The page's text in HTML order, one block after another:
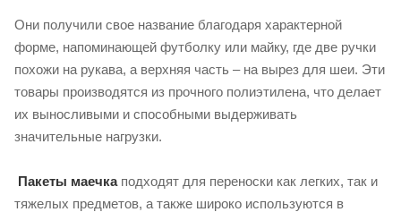
Они получили свое название благодаря характерной
форме, напоминающей футболку или майку, где две ручки
похожи на рукава, а верхняя часть – на вырез для шеи. Эти
товары производятся из прочного полиэтилена, что делает
их выносливыми и способными выдерживать
значительные нагрузки.
Пакеты маечкаподходят для переноски как легких, так и
тяжелых предметов, а также широко используются в